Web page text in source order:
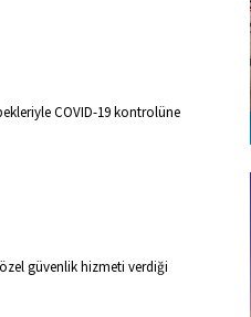
COVID-19 kontrolüne
güvenlik hizmeti verdiği